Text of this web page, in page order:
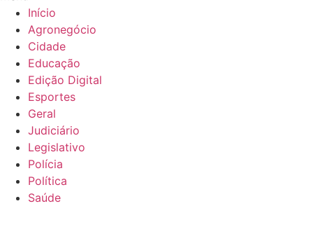
Início
Agronegócio
Cidade
Educação
Edição Digital
Esportes
Geral
Judiciário
Legislativo
Polícia
Política
Saúde